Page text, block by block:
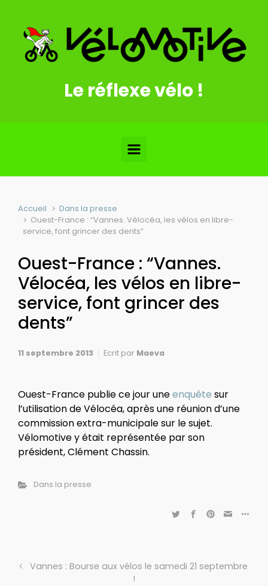
Le réflexe vélo !
Accueil
Dans la presse
Ouest-France : “Vannes. Vélocéa, les vélos en libre-
service, font grincer des dents”
Ouest-France : “Vannes.
Vélocéa, les vélos en libre-
service, font grincer des
dents”
11 septembre 2013 Ecrit par Maeva
Ouest-France publie ce jour uneenquête sur
l’utilisation de Vélocéa, après une réunion d’une
commission extra-municipale sur le sujet.
Vélomotive y était représentée par son
président, Clément Chassin.
Dans la presse
Vannes : Bourse aux vélos le samedi 21 septembre
!